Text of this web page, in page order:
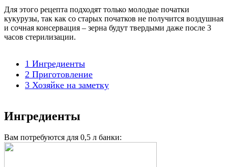
Для этого рецепта подходят только молодые початки
кукурузы, так как со старых початков не получится воздушная
и сочная консервация – зерна будут твердыми даже после 3
часов стерилизации.
1 Ингредиенты
2 Приготовление
3 Хозяйке на заметку
Ингредиенты
Вам потребуются для 0,5 л банки: